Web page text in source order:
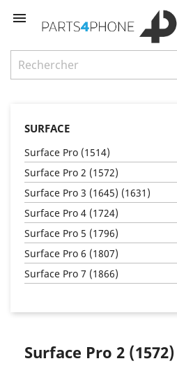

SURFACE
Surface Pro (1514)
Surface Pro 2 (1572)
Surface Pro 3 (1645) (1631)
Surface Pro 4 (1724)
Surface Pro 5 (1796)
Surface Pro 6 (1807)
Surface Pro 7 (1866)
Surface Pro 2 (1572)